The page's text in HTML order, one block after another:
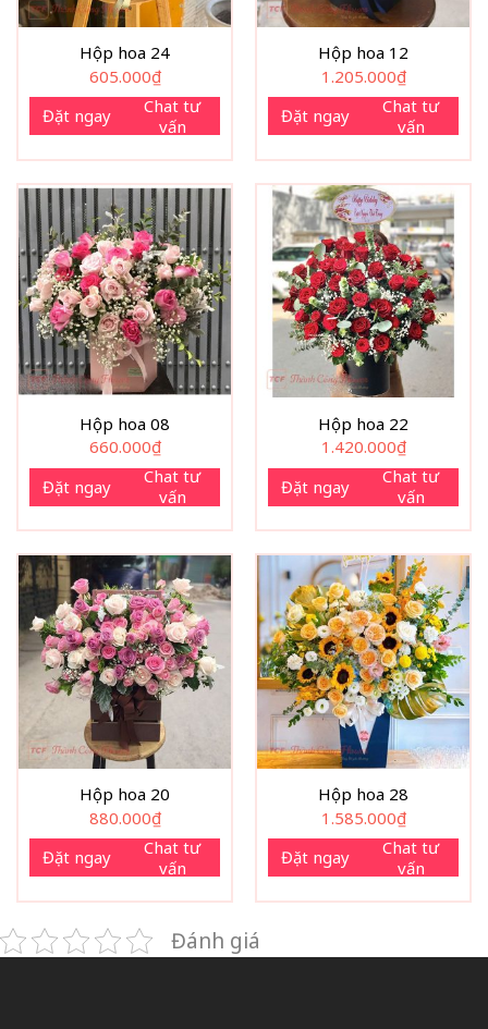
Hộp hoa 24
605.000₫
Đặt ngay
Chat tư
vấn
Hộp hoa 12
1.205.000₫
Đặt ngay
Chat tư
vấn
Hộp hoa 08
660.000₫
Đặt ngay
Chat tư
vấn
Hộp hoa 22
1.420.000₫
Đặt ngay
Chat tư
vấn
Hộp hoa 20
880.000₫
Đặt ngay
Chat tư
vấn
Hộp hoa 28
1.585.000₫
Đặt ngay
Chat tư
vấn
Đánh giá